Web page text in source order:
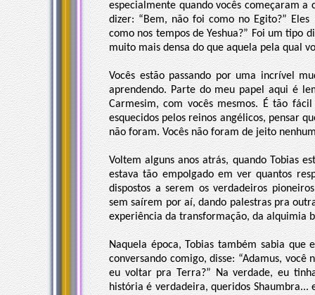
especialmente quando vocês começaram
dizer: “Bem, não foi como no Egito?”
como nos tempos de Yeshua?” Foi um tipo
muito mais densa do que aquela pela qual
Vocês estão passando por uma incrível
aprendendo. Parte do meu papel aqui é
Carmesim, com vocês mesmos. É tão
esquecidos pelos reinos angélicos, pensar
não foram. Vocês não foram de jeito
Voltem alguns anos atrás, quando Tobias
estava tão empolgado em ver quantos
dispostos a serem os verdadeiros
sem saírem por aí, dando palestras pra
experiência da transformação, da alquimia
Naquela época, Tobias também sabia
conversando comigo, disse: “Adamus,
eu voltar pra Terra?” Na verdade, eu
história é verdadeira, queridos